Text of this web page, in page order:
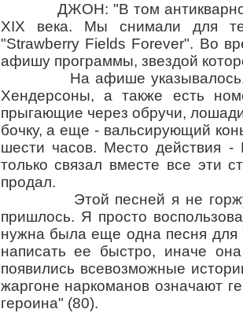
ДЖОН: "В том антикварном
XIX века. Мы снимали для
"Strawberry Fields Forever". Во
афишу программы, звездой
На афише указывалось,
Хендерсоны, а также есть
прыгающие через обручи,
бочку, а еще - вальсирующий
шести часов. Место действия -
только связал вместе все эти
продал.
Этой песней я не горжусь,
пришлось. Я просто
нужна была еще одна песня
написать ее быстро, иначе
появились всевозможные
жаргоне наркоманов означают
героина" (80).